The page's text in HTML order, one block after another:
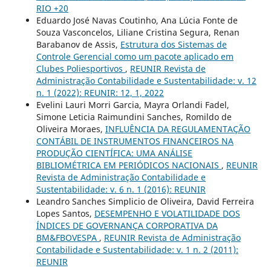
RIO +20
Eduardo José Navas Coutinho, Ana Lúcia Fonte de
Souza Vasconcelos, Liliane Cristina Segura, Renan
Barabanov de Assis, Estrutura dos Sistemas de
Controle Gerencial como um pacote aplicado em
Clubes Poliesportivos , REUNIR Revista de
Administração Contabilidade e Sustentabilidade: v. 12
n. 1 (2022): REUNIR: 12, 1, 2022
Evelini Lauri Morri Garcia, Mayra Orlandi Fadel,
Simone Leticia Raimundini Sanches, Romildo de
Oliveira Moraes, INFLUÊNCIA DA REGULAMENTAÇÃO
CONTÁBIL DE INSTRUMENTOS FINANCEIROS NA
PRODUÇÃO CIENTÍFICA: UMA ANÁLISE
BIBLIOMÉTRICA EM PERIÓDICOS NACIONAIS , REUNIR
Revista de Administração Contabilidade e
Sustentabilidade: v. 6 n. 1 (2016): REUNIR
Leandro Sanches Simplicio de Oliveira, David Ferreira
Lopes Santos, DESEMPENHO E VOLATILIDADE DOS
ÍNDICES DE GOVERNANÇA CORPORATIVA DA
BM&FBOVESPA , REUNIR Revista de Administração
Contabilidade e Sustentabilidade: v. 1 n. 2 (2011):
REUNIR